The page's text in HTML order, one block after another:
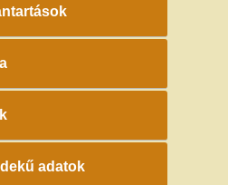
adatok